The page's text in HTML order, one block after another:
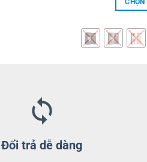
CHỌN
này
Đổi trả dễ dàng